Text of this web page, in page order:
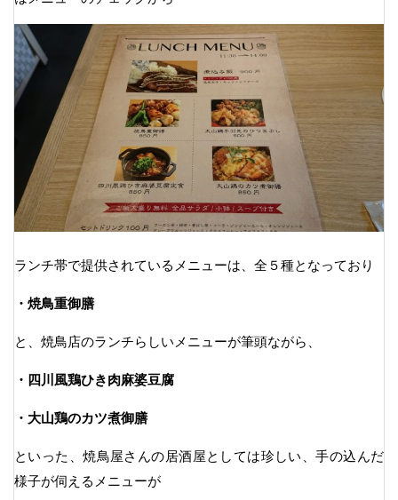
ランチ帯で提供されているメニューは、全５種となっており
・焼鳥重御膳
と、焼鳥店のランチらしいメニューが筆頭ながら、
・四川風鶏ひき肉麻婆豆腐
・大山鶏のカツ煮御膳
といった、焼鳥屋さんの居酒屋としては珍しい、手の込んだ
様子が伺えるメニューが